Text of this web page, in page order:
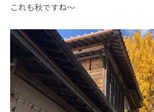
これも秋ですね～